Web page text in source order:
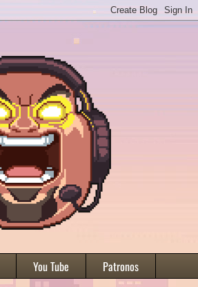
You Tube Patronos